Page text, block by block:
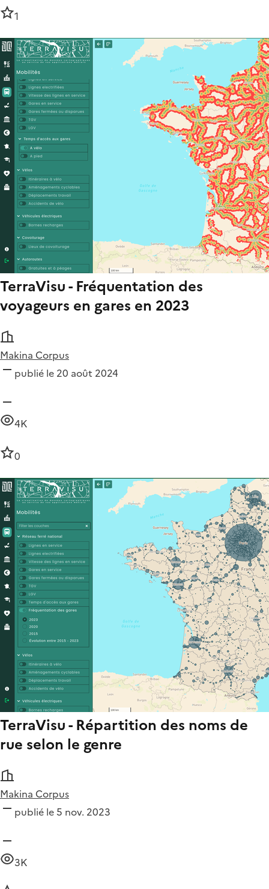
1
TerraVisu - Fréquentation des
voyageurs en gares en 2023
Makina Corpus
publié le 20 août 2024
4K
0
TerraVisu - Répartition des noms de
rue selon le genre
Makina Corpus
publié le 5 nov. 2023
3K